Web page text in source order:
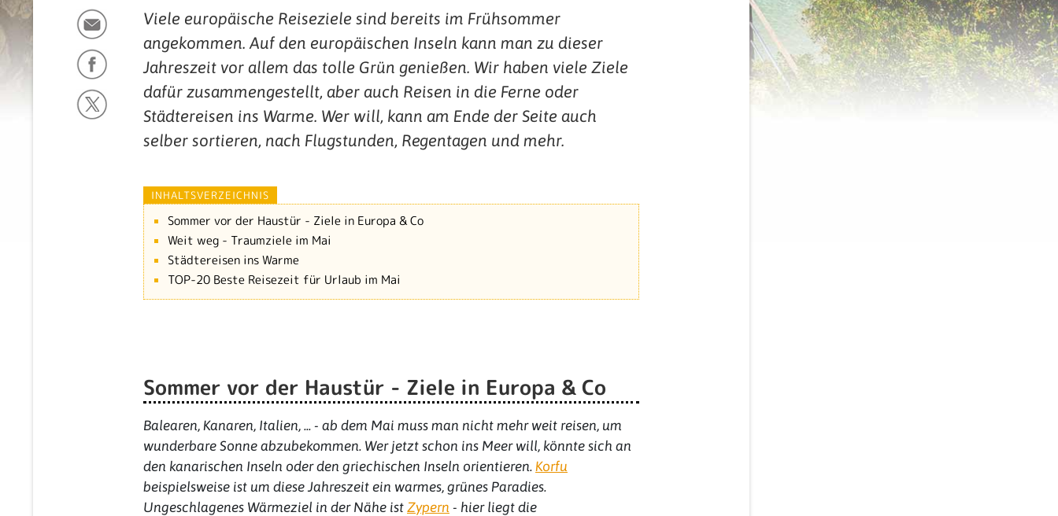
Viele europäische Reiseziele sind bereits im Frühsommer
angekommen. Auf den europäischen Inseln kann man zu dieser
Jahreszeit vor allem das tolle Grün genießen. Wir haben viele Ziele
dafür zusammengestellt, aber auch Reisen in die Ferne oder
Städtereisen ins Warme. Wer will, kann am Ende der Seite auch
selber sortieren, nach Flugstunden, Regentagen und mehr.
INHALTSVERZEICHNIS
Sommer vor der Haustür - Ziele in Europa & Co
Weit weg - Traumziele im Mai
Städtereisen ins Warme
TOP-20 Beste Reisezeit für Urlaub im Mai
Sommer vor der Haustür - Ziele in Europa & Co
Balearen, Kanaren, Italien, ... - ab dem Mai muss man nicht mehr weit reisen, um
wunderbare Sonne abzubekommen. Wer jetzt schon ins Meer will, könnte sich an
den kanarischen Inseln oder den griechischen Inseln orientieren. Korfu
beispielsweise ist um diese Jahreszeit ein warmes, grünes Paradies.
Ungeschlagenes Wärmeziel in der Nähe ist Zypern - hier liegt die